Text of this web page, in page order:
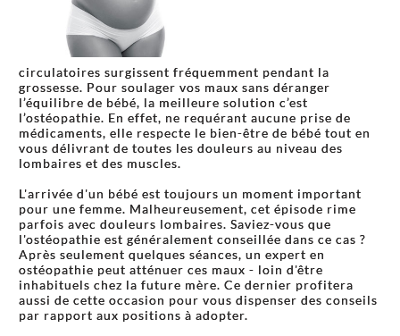
circulatoires surgissent fréquemment pendant la
grossesse. Pour soulager vos maux sans déranger
l’équilibre de bébé, la meilleure solution c’est
l’ostéopathie. En effet, ne requérant aucune prise de
médicaments, elle respecte le bien-être de bébé tout en
vous délivrant de toutes les douleurs au niveau des
lombaires et des muscles.
L'arrivée d'un bébé est toujours un moment important
pour une femme. Malheureusement, cet épisode rime
parfois avec douleurs lombaires. Saviez-vous que
l'ostéopathie est généralement conseillée dans ce cas ?
Après seulement quelques séances, un expert en
ostéopathie peut atténuer ces maux - loin d'être
inhabituels chez la future mère. Ce dernier profitera
aussi de cette occasion pour vous dispenser des conseils
par rapport aux positions à adopter.